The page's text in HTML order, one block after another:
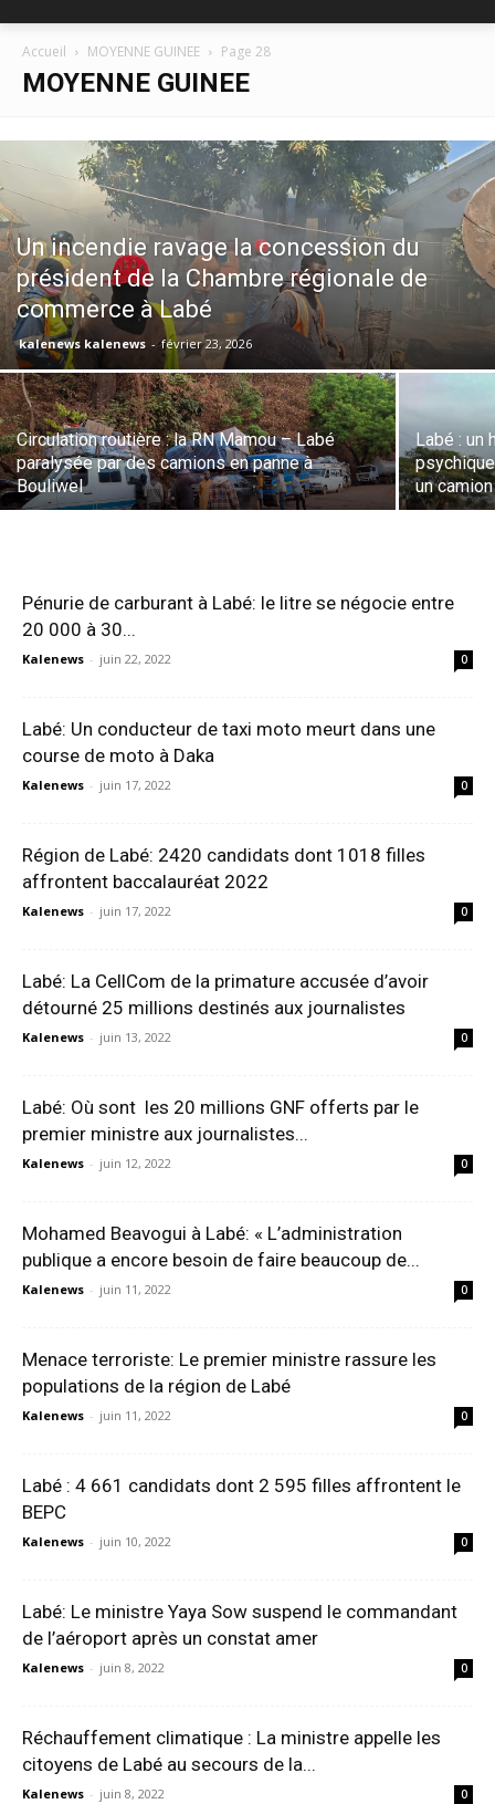
Accueil MOYENNE GUINEE Page 28
MOYENNE GUINEE
Un incendie ravage la concession du
président de la Chambre régionale de
commerce à Labé
kalenews kalenews - février 23, 2026
Circulation routière : la RN Mamou – Labé
paralysée par des camions en panne à
Bouliwel
Labé : un
un camion
Pénurie de carburant à Labé: le litre se négocie entre
20 000 à 30...
Kalenews - juin 22, 2022 0
Labé: Un conducteur de taxi moto meurt dans une
course de moto à Daka
Kalenews - juin 17, 2022 0
Région de Labé: 2420 candidats dont 1018 filles
affrontent baccalauréat 2022
Kalenews - juin 17, 2022 0
Labé: La CellCom de la primature accusée d’avoir
détourné 25 millions destinés aux journalistes
Kalenews - juin 13, 2022 0
Labé: Où sont les 20 millions GNF offerts par le
premier ministre aux journalistes...
Kalenews - juin 12, 2022 0
Mohamed Beavogui à Labé: « L’administration
publique a encore besoin de faire beaucoup de...
Kalenews - juin 11, 2022 0
Menace terroriste: Le premier ministre rassure les
populations de la région de Labé
Kalenews - juin 11, 2022 0
Labé : 4 661 candidats dont 2 595 filles affrontent le
BEPC
Kalenews - juin 10, 2022 0
Labé: Le ministre Yaya Sow suspend le commandant
de l’aéroport après un constat amer
Kalenews - juin 8, 2022 0
Réchauffement climatique : La ministre appelle les
citoyens de Labé au secours de la...
Kalenews - juin 8, 2022 0